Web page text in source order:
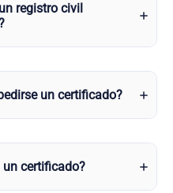
registro civil
un certificado?
un certificado?